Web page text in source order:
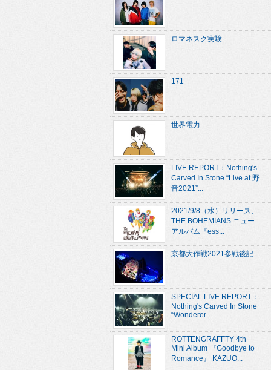
ロマネスク実験
171
世界電力
LIVE REPORT：Nothing's
Carved In Stone “Live at 野
音2021”...
2021/9/8（水）リリース、
THE BOHEMIANS ニュー
アルバム『ess...
京都大作戦2021参戦後記
SPECIAL LIVE REPORT：
Nothing's Carved In Stone
“Wonderer ...
ROTTENGRAFFTY 4th
Mini Album 『Goodbye to
Romance』 KAZUO...